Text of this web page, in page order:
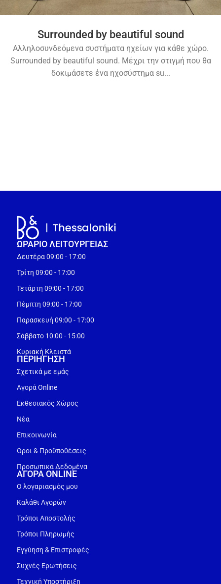
Surrounded by beautiful sound
Αλληλοσυνδεόμενα συστήματα ηχείων για κάθε χώρο.
Surrounded by beautiful sound. Μέχρι την στιγμή που θα
δοκιμάσετε ένα ηχοσύστημα su...
ΩΡΑΡΙΟ ΛΕΙΤΟΥΡΓEΙΑΣ
Δευτέρα 09:00 - 17:00
Τρίτη 09:00 - 17:00
Τετάρτη 09:00 - 17:00
Πέμπτη 09:00 - 17:00
Παρασκευή 09:00 - 17:00
Σάββατο 10:00 - 15:00
Κυριακή Κλειστά
ΠΕΡΙΗΓΗΣΗ
Σχετικά με εμάς
Αγορά Online
Εκθεσιακός Χώρος
Νέα
Επικοινωνία
Όροι & Προϋποθέσεις
Προσωπικά Δεδομένα
ΑΓΟΡΑ ONLINE
Ο λογαριασμός μου
Καλάθι Αγορών
Τρόποι Αποστολής
Τρόποι Πληρωμής
Εγγύηση & Επιστροφές
Συχνές Ερωτήσεις
Τεχνική Υποστήριξη